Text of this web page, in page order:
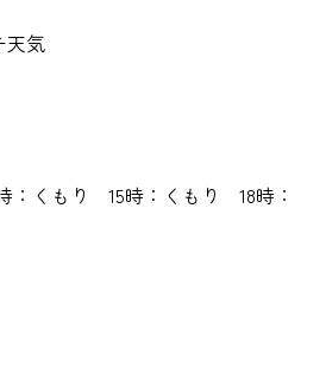
天気
：くもり 15時：くもり 18時：